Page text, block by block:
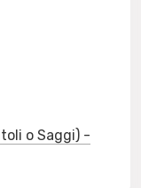
o Saggi) -